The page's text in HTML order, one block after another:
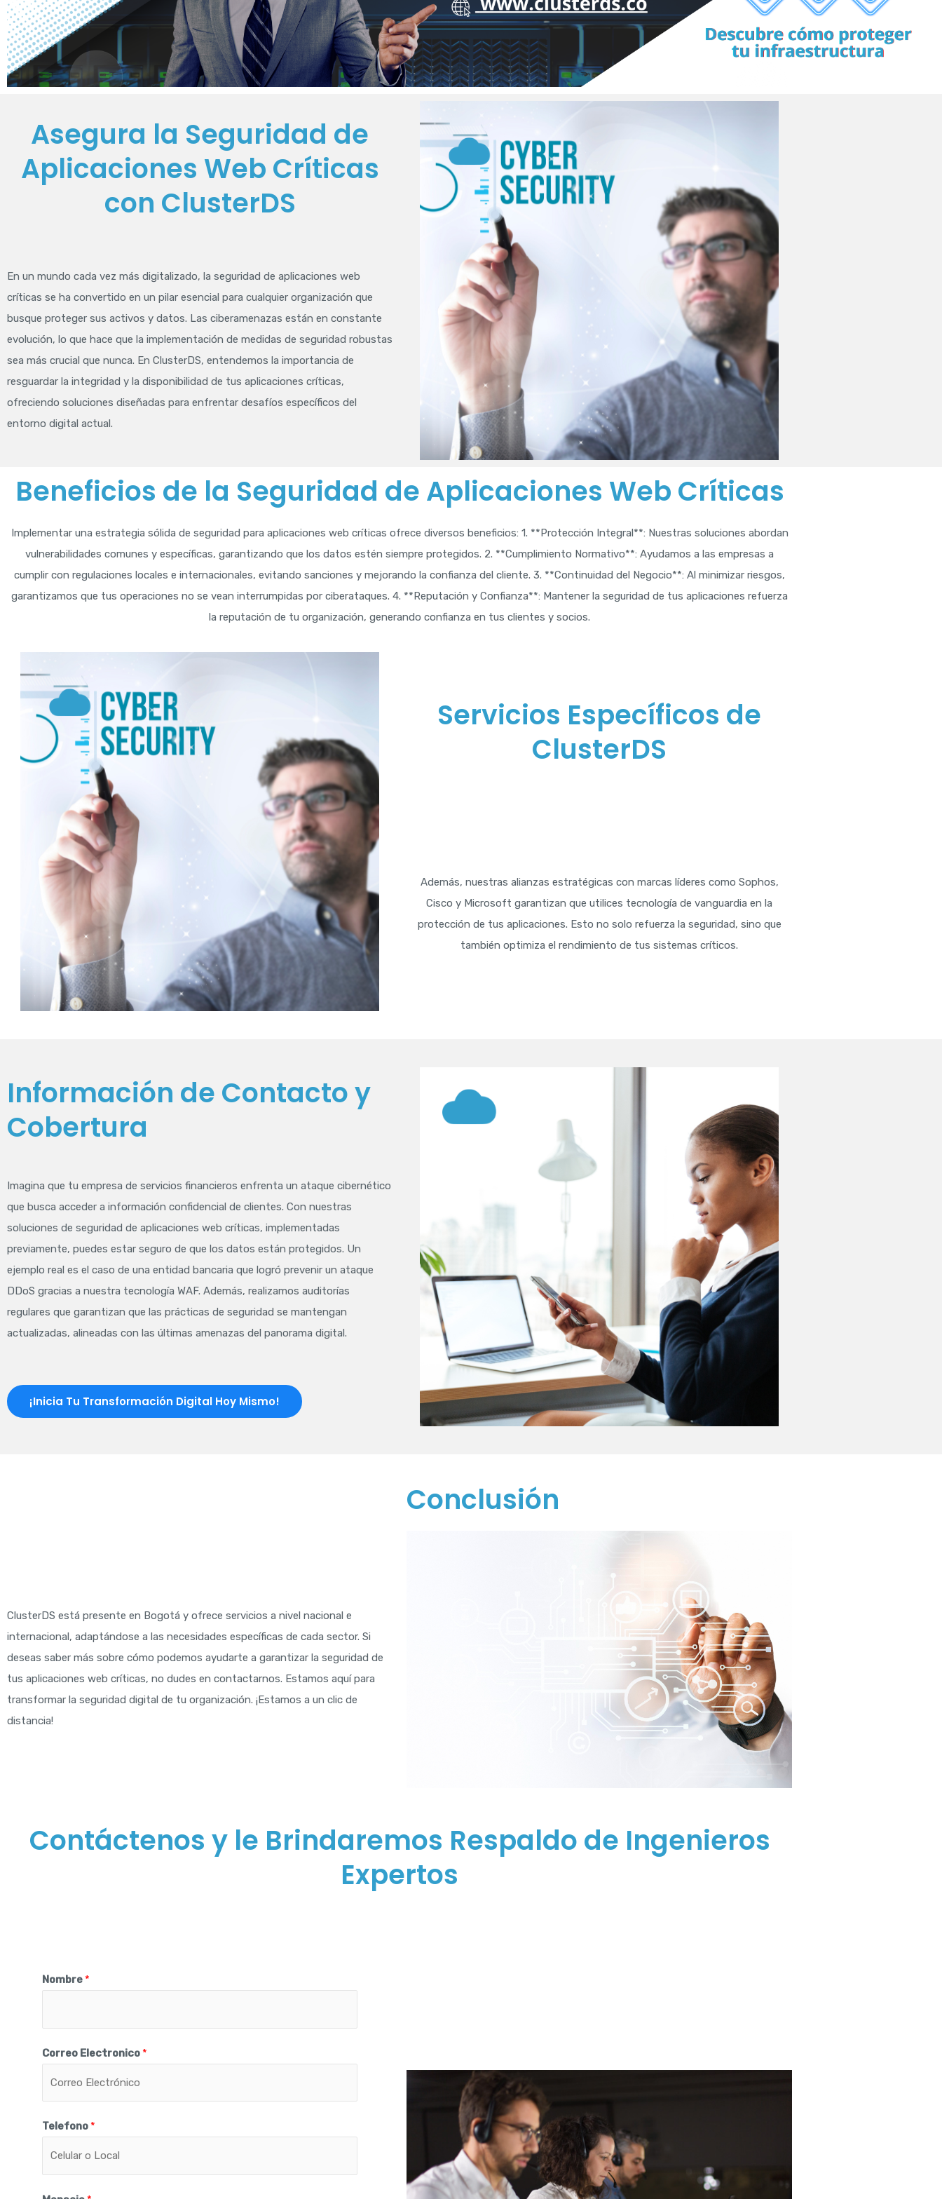
Asegura la Seguridad de
Aplicaciones Web Críticas
con ClusterDS
En un mundo cada vez más digitalizado, la seguridad de aplicaciones web
críticas se ha convertido en un pilar esencial para cualquier organización que
busque proteger sus activos y datos. Las ciberamenazas están en constante
evolución, lo que hace que la implementación de medidas de seguridad robustas
sea más crucial que nunca. En ClusterDS, entendemos la importancia de
resguardar la integridad y la disponibilidad de tus aplicaciones críticas,
ofreciendo soluciones diseñadas para enfrentar desafíos específicos del
entorno digital actual.
Beneficios de la Seguridad de Aplicaciones Web Críticas
Implementar una estrategia sólida de seguridad para aplicaciones web críticas ofrece diversos beneficios: 1. **Protección Integral**: Nuestras soluciones abordan
vulnerabilidades comunes y específicas, garantizando que los datos estén siempre protegidos. 2. **Cumplimiento Normativo**: Ayudamos a las empresas a
cumplir con regulaciones locales e internacionales, evitando sanciones y mejorando la confianza del cliente. 3. **Continuidad del Negocio**: Al minimizar riesgos,
garantizamos que tus operaciones no se vean interrumpidas por ciberataques. 4. **Reputación y Confianza**: Mantener la seguridad de tus aplicaciones refuerza
la reputación de tu organización, generando confianza en tus clientes y socios.
Servicios Específicos de
ClusterDS
Además, nuestras alianzas estratégicas con marcas líderes como Sophos,
Cisco y Microsoft garantizan que utilices tecnología de vanguardia en la
protección de tus aplicaciones. Esto no solo refuerza la seguridad, sino que
también optimiza el rendimiento de tus sistemas críticos.
Información de Contacto y
Cobertura
Imagina que tu empresa de servicios financieros enfrenta un ataque cibernético
que busca acceder a información confidencial de clientes. Con nuestras
soluciones de seguridad de aplicaciones web críticas, implementadas
previamente, puedes estar seguro de que los datos están protegidos. Un
ejemplo real es el caso de una entidad bancaria que logró prevenir un ataque
DDoS gracias a nuestra tecnología WAF. Además, realizamos auditorías
regulares que garantizan que las prácticas de seguridad se mantengan
actualizadas, alineadas con las últimas amenazas del panorama digital.
¡Inicia Tu Transformación Digital Hoy Mismo!
ClusterDS está presente en Bogotá y ofrece servicios a nivel nacional e
internacional, adaptándose a las necesidades específicas de cada sector. Si
deseas saber más sobre cómo podemos ayudarte a garantizar la seguridad de
tus aplicaciones web críticas, no dudes en contactarnos. Estamos aquí para
transformar la seguridad digital de tu organización. ¡Estamos a un clic de
distancia!
Conclusión
Contáctenos y le Brindaremos Respaldo de Ingenieros
Expertos
Nombre *
Correo Electronico *
Telefono *